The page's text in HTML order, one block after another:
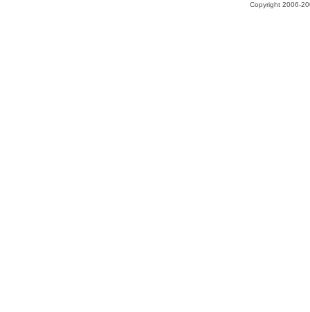
Copyright 2006-